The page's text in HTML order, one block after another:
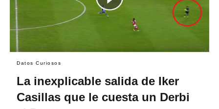
Datos Curiosos
La inexplicable salida de Iker
Casillas que le cuesta un Derbi